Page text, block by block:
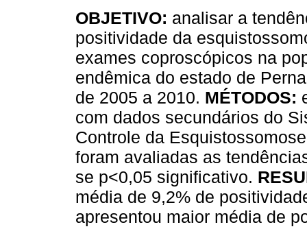
OBJETIVO: analisar a
positividade da
exames coproscópicos na
endêmica do estado de
de 2005 a 2010. MÉTODOS:
com dados secundários do
Controle da
foram avaliadas as
se p<0,05 significativo.
média de 9,2% de
apresentou maior média de